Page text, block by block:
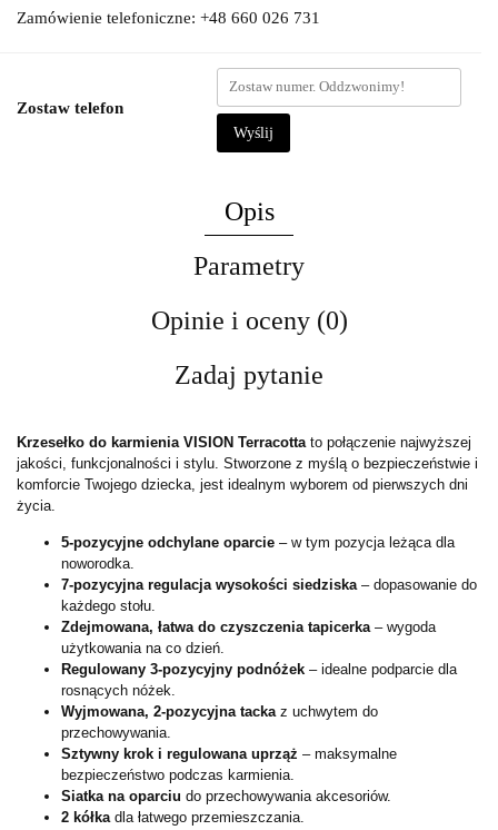
Zamówienie telefoniczne: +48 660 026 731
Zostaw telefon
Wyślij
Opis
Parametry
Opinie i oceny (0)
Zadaj pytanie
Krzesełko do karmienia VISION Terracotta to połączenie najwyższej
jakości, funkcjonalności i stylu. Stworzone z myślą o bezpieczeństwie i
komforcie Twojego dziecka, jest idealnym wyborem od pierwszych dni
życia.
5-pozycyjne odchylane oparcie – w tym pozycja leżąca dla
noworodka.
7-pozycyjna regulacja wysokości siedziska – dopasowanie do
każdego stołu.
Zdejmowana, łatwa do czyszczenia tapicerka – wygoda
użytkowania na co dzień.
Regulowany 3-pozycyjny podnóżek – idealne podparcie dla
rosnących nóżek.
Wyjmowana, 2-pozycyjna tacka z uchwytem do
przechowywania.
Sztywny krok i regulowana uprząż – maksymalne
bezpieczeństwo podczas karmienia.
Siatka na oparciu do przechowywania akcesoriów.
2 kółka dla łatwego przemieszczania.